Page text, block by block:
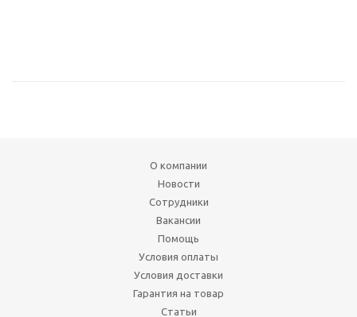
О компании
Новости
Сотрудники
Вакансии
Помощь
Условия оплаты
Условия доставки
Гарантия на товар
Статьи